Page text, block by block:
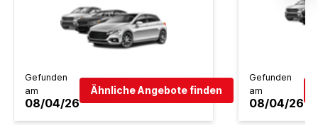
Gefunden
am
08/04/26
Ähnliche Angebote finden
Gefunden
am
08/04/26